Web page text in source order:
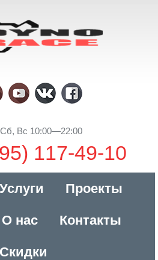
Вс 10:00—22:00
117-49-10
Услуги Проекты
О нас Контакты
Скидки